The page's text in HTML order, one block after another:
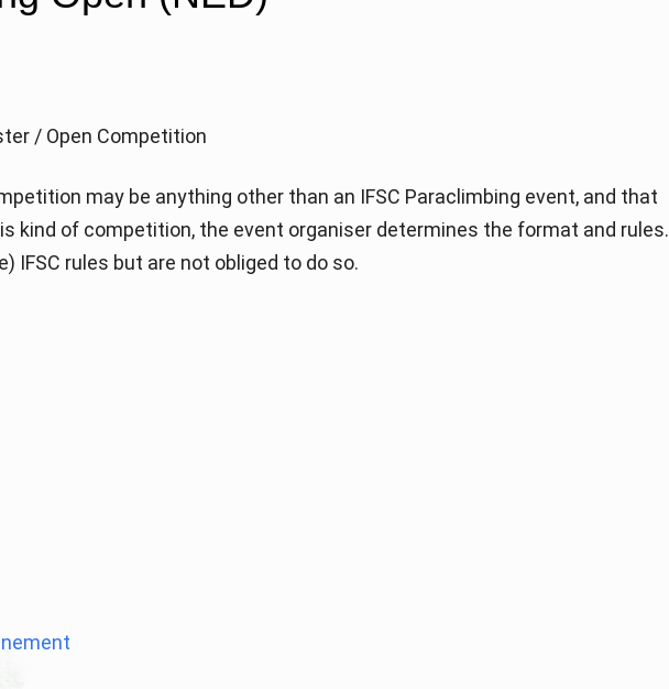
/ Open Competition
may be anything other than an IFSC Paraclimbing event, and that
kind of competition, the event organiser determines the format and rules.
IFSC rules but are not obliged to do so.